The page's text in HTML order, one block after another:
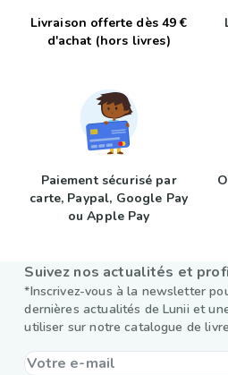
Livraison offerte dès 49 €
d'achat (hors livres)
Paiement sécurisé par
carte, Paypal, Google Pay
ou Apple Pay
Suivez nos actualités et
*Inscrivez-vous à la newsletter
dernières actualités de Lunii et
utiliser sur notre catalogue de